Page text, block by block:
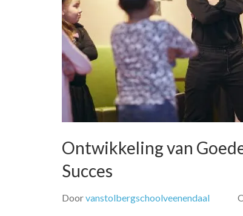
Ontwikkeling van
Succes
Doorvanstolbergschoolveenendaal